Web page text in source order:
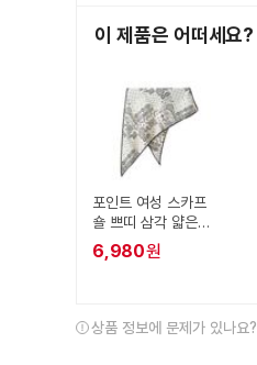
이 제품은 어떠세요?
포인트 여성 스카프
숄 쁘띠 삼각 얇은
패션 머플러 목도리
6,980원
상품 정보에 문제가 있나요?